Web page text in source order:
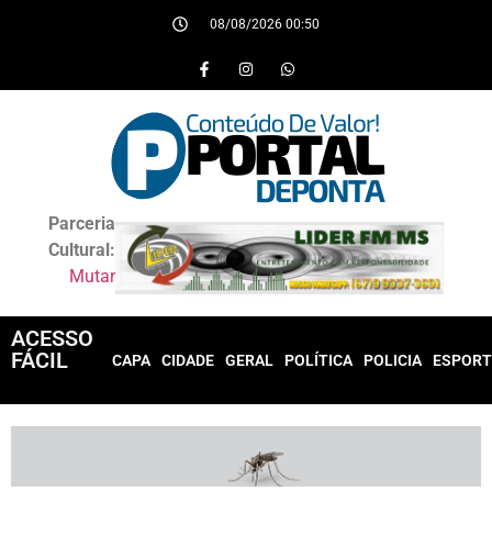
08/08/2026 00:50
Parceria
Cultural:
Mutar
ACESSO
FÁCIL
CAPA CIDADE GERAL POLÍTICA POLICIA